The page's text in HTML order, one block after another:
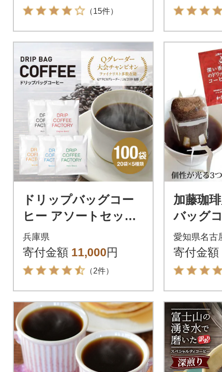
（15件）
ドリップバッグコー
ヒー アソートセット
5種 100袋 飲み比べ
兵庫県
寄付金額 11,000円
（2件）
加藤珈
バッグ
飲み比
愛知県名古
寄付金額